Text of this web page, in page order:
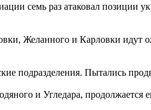
семь раз атаковал позиции
Желанного и Карловки идут
подразделения. Пытались
и Угледара, продолжается